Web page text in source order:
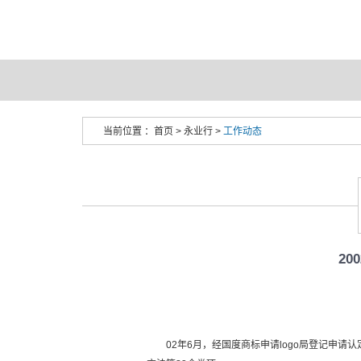
当前位置 ： 首页 > 永业行 > 工作动态
02年6月，经国度商标申请logo局登记申请认